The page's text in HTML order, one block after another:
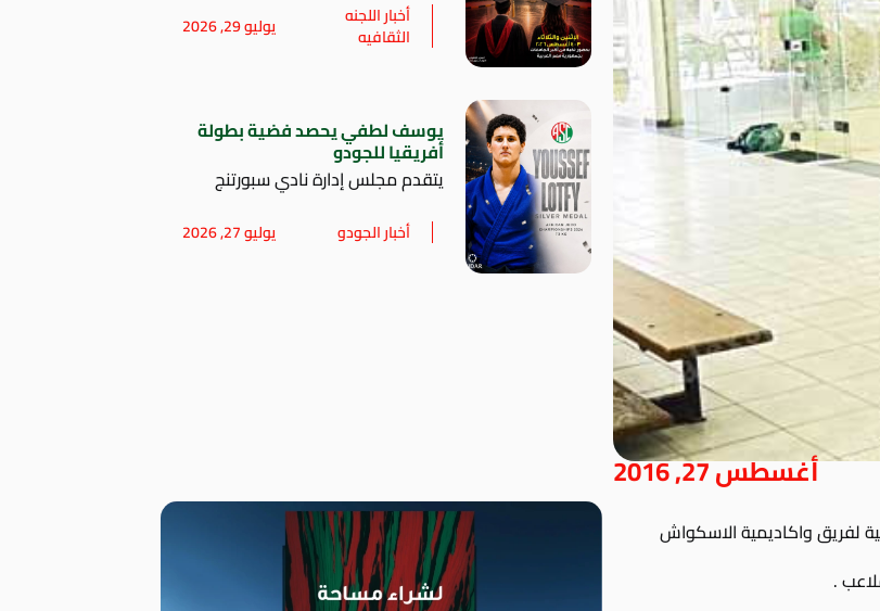
أغسطس 27, 2016
لفريق واكاديمية الاسكواش
أخبار اللجنه
الثقافيه يوليو 29, 2026
يوسف لطفي يحصد فضية بطولة
أفريقيا للجودو
يتقدم مجلس إدارة نادي سبورتنج
أخبار الجودو يوليو 27, 2026